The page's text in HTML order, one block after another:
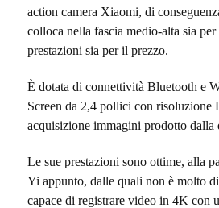
action camera Xiaomi, di
colloca nella fascia medio-alta sia
prestazioni sia per il prezzo.
È dotata di connettività Bluetooth e
Screen da 2,4 pollici con risoluzione
acquisizione immagini prodotto dalla
Le sue prestazioni sono ottime, alla
Yi appunto, dalle quali non è molto
capace di registrare video in 4K con